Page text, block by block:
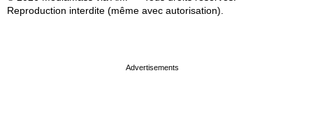
Reproduction interdite (même avec autorisation).